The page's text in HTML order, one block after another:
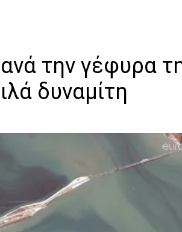
την γέφυρα
δυναμίτη